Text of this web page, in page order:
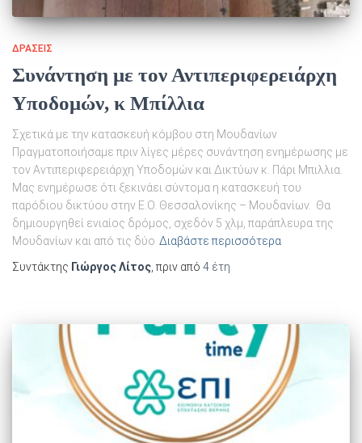
ΔΡΆΣΕΙΣ
Συνάντηση με τον Αντιπεριφερειάρχη
Υποδομών, κ Μπίλλια
Σχετικά με την κατασκευή κόμβου στη Μουδανίων
Πραγματοποιήσαμε πριν λίγες μέρες συνάντηση ενημέρωσης με
τον Αντιπεριφερειάρχη Υποδομών και Δικτύων κ. Πάρι Μπιλλια.
Μας ενημέρωσε ότι ξεκινάει σύντομα η κατασκευή του
παρόδιου δικτύου στην Ε.Ο. Θεσσαλονίκης – Μουδανίων. Θα
δημιουργηθεί ενιαίος δρόμος, σχεδόν 5 χλμ, παράπλευρα της
Μουδανίων και από τις δύο Διαβάστε περισσότερα
Συντάκτης Γιώργος Λίτος , πριν από 4 έτη